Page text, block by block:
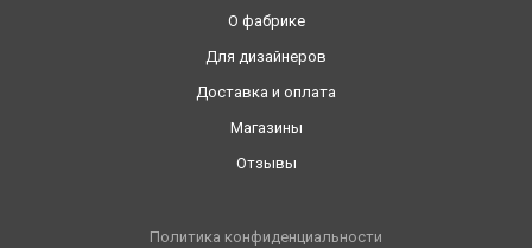
О фабрике
Для дизайнеров
Доставка и оплата
Магазины
Отзывы
Политика конфиденциальности